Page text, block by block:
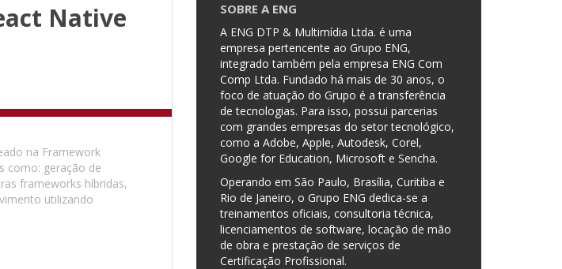
Native
na Framework
como: geração de
frameworks híbridas,
utilizando
SOBRE A ENG
A ENG DTP & Multimídia Ltda. é uma
empresa pertencente ao Grupo ENG,
integrado também pela empresa ENG Com
Comp Ltda. Fundado há mais de 30 anos, o
foco de atuação do Grupo é a transferência
de tecnologias. Para isso, possui parcerias
com grandes empresas do setor tecnológico,
como a Adobe, Apple, Autodesk, Corel,
Google for Education, Microsoft e Sencha.
Operando em São Paulo, Brasília, Curitiba e
Rio de Janeiro, o Grupo ENG dedica-se a
treinamentos oficiais, consultoria técnica,
licenciamentos de software, locação de mão
de obra e prestação de serviços de
Certificação Profissional.